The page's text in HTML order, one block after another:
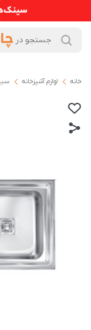
خانه لوازم آشپزخانه